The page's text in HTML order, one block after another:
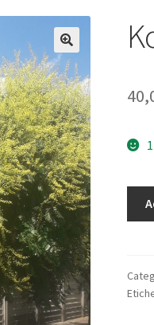
🔍